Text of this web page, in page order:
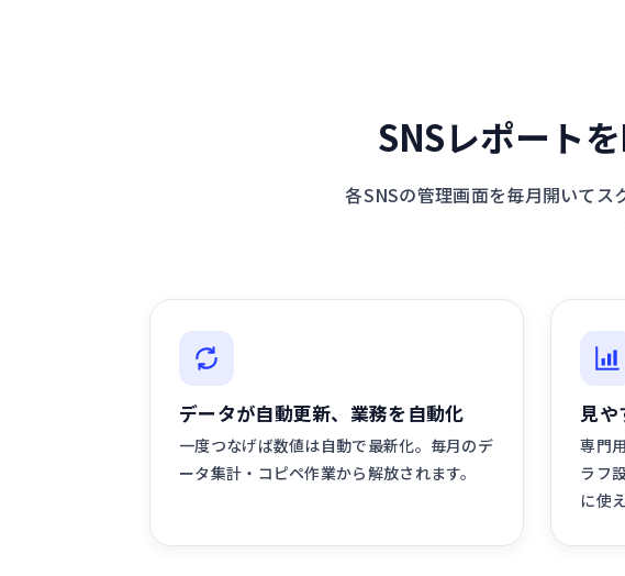
SNSレポート
各SNSの管理画面を毎月開いて
データが自動更新、業務を自動化
一度つなげば数値は自動で最新化。毎月のデ
ータ集計・コピペ作業から解放されます。
見や
専門
ラフ
に使